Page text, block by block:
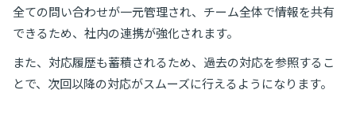
全ての問い合わせが一元管理され、チーム全体で情報を共有
できるため、社内の連携が強化されます。
また、対応履歴も蓄積されるため、過去の対応を参照するこ
とで、次回以降の対応がスムーズに行えるようになります。